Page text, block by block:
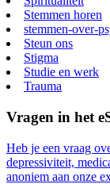
Stemmen horen
stemmen-over-
Steun ons
Stigma
Studie en werk
Trauma
Vragen in het
Heb je een vraag
depressiviteit,
anoniem aan onze